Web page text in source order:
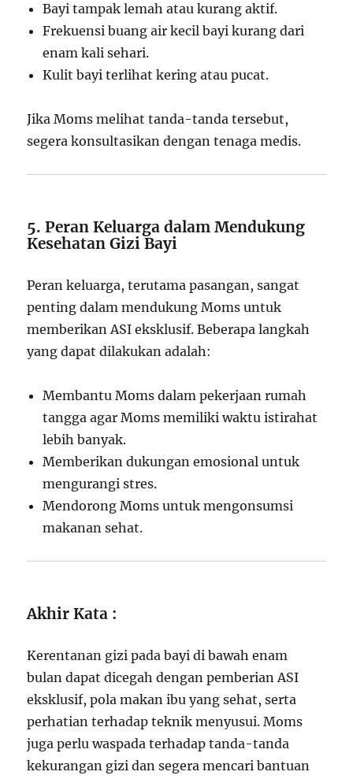
Bayi tampak lemah atau kurang aktif.
Frekuensi buang air kecil bayi kurang dari
enam kali sehari.
Kulit bayi terlihat kering atau pucat.
Jika Moms melihat tanda-tanda tersebut,
segera konsultasikan dengan tenaga medis.
5. Peran Keluarga dalam Mendukung
Kesehatan Gizi Bayi
Peran keluarga, terutama pasangan, sangat
penting dalam mendukung Moms untuk
memberikan ASI eksklusif. Beberapa langkah
yang dapat dilakukan adalah:
Membantu Moms dalam pekerjaan rumah
tangga agar Moms memiliki waktu istirahat
lebih banyak.
Memberikan dukungan emosional untuk
mengurangi stres.
Mendorong Moms untuk mengonsumsi
makanan sehat.
Akhir Kata :
Kerentanan gizi pada bayi di bawah enam
bulan dapat dicegah dengan pemberian ASI
eksklusif, pola makan ibu yang sehat, serta
perhatian terhadap teknik menyusui. Moms
juga perlu waspada terhadap tanda-tanda
kekurangan gizi dan segera mencari bantuan